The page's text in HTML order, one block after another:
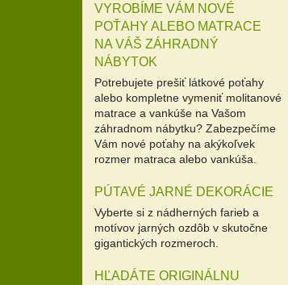
VYROBÍME VÁM NOVÉ
POŤAHY ALEBO MATRACE
NA VÁŠ ZÁHRADNÝ
NÁBYTOK
Potrebujete prešiť látkové poťahy
alebo kompletne vymeniť molitanové
matrace a vankúše na Vašom
záhradnom nábytku? Zabezpečíme
Vám nové poťahy na akýkoľvek
rozmer matraca alebo vankúša.
PÚTAVÉ JARNÉ DEKORÁCIE
Vyberte si z nádherných farieb a
motívov jarných ozdôb v skutočne
gigantických rozmeroch.
HĽADÁTE ORIGINÁLNU